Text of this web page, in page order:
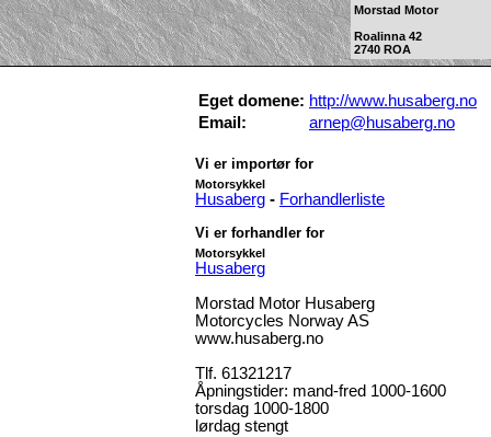
Morstad Motor
Roalinna 42
2740 ROA
Eget domene: http://www.husaberg.no
Email:
arnep@husaberg.no
Vi er importør for
Motorsykkel
Husaberg - Forhandlerliste
Vi er forhandler for
Motorsykkel
Husaberg
Morstad Motor Husaberg
Motorcycles Norway AS
www.husaberg.no
Tlf. 61321217
Åpningstider: mand-fred 1000-1600
torsdag 1000-1800
lørdag stengt